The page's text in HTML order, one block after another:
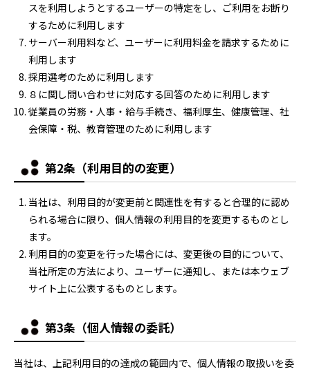
スを利用しようとするユーザーの特定をし、ご利用をお断り
するために利用します
サーバー利用料など、ユーザーに利用料金を請求するために
利用します
採用選考のために利用します
８に関し問い合わせに対応する回答のために利用します
従業員の労務・人事・給与手続き、福利厚生、健康管理、社
会保障・税、教育管理のために利用します
第2条（利用目的の変更）
当社は、利用目的が変更前と関連性を有すると合理的に認め
られる場合に限り、個人情報の利用目的を変更するものとし
ます。
利用目的の変更を行った場合には、変更後の目的について、
当社所定の方法により、ユーザーに通知し、または本ウェブ
サイト上に公表するものとします。
第3条（個人情報の委託）
当社は、上記利用目的の達成の範囲内で、個人情報の取扱いを委